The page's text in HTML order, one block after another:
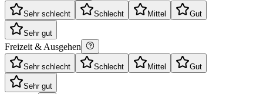
Sehr schlecht Schlecht Mittel Gut
Sehr gut
Freizeit & Ausgehen
Sehr schlecht Schlecht Mittel Gut
Sehr gut